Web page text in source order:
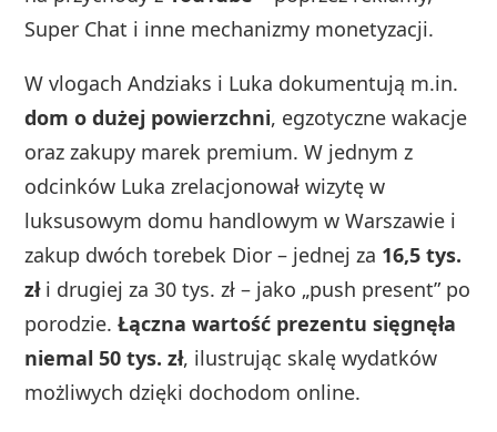
Super Chat i inne mechanizmy monetyzacji.
W vlogach Andziaks i Luka dokumentują m.in.
dom o dużej powierzchni, egzotyczne wakacje
oraz zakupy marek premium. W jednym z
odcinków Luka zrelacjonował wizytę w
luksusowym domu handlowym w Warszawie i
zakup dwóch torebek Dior – jednej za 16,5 tys.
złi drugiej za 30 tys. zł – jako „push present” po
porodzie.Łączna wartość prezentu sięgnęła
niemal 50 tys. zł, ilustrując skalę wydatków
możliwych dzięki dochodom online.